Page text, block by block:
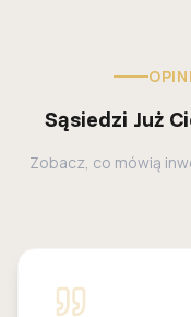
Sąsiedzi Już
Zobacz, co mówią